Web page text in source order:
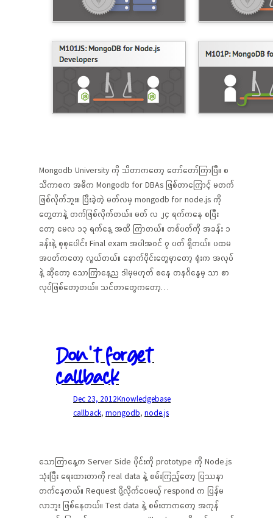
Mongodb University ကို သိတာကတော့ တော်တော်ကြာပြီ။ စ
သိကာစက အဓိက Mongodb for DBAs ဖြစ်တာကြောင့် မတက်
ဖြစ်လိုက်ဘူး။ ပြီးခဲ့တဲ့ မတ်လမှ mongodb for node.js ကို
တွေ့တာနဲ့ တက်ဖြစ်လိုက်တယ်။ မတ် လ ၂၄ ရက်ကနေ စပြီး
တော့ မေလ ၁၃ ရက်နေ့ အထိ ကြာတယ်။ တစ်ပတ်ကို အခန်း ၁
ခန်းနဲ့ စုစုပေါင်း Final exam အပါအဝင် ၇ ပတ် ရှိတယ်။ ပထမ
အပတ်ကတော့ လွယ်တယ်။ နောက်ပိုင်းတွေမှာတော့ ရုံးက အလုပ်
နဲ့ ဆိုတော့ သောကြာနေ့ည ဒါမှမဟုတ် စနေ တနင်္ဂနွေမှ သာ စာ
လုပ်ဖြစ်တော့တယ်။ သင်တာတွေကတော့…
Don’t forget
callback
Dec 23, 2012Knowledgebase
callback, mongodb, node.js
သောကြာနေ့က Server Side ပိုင်းကို prototype ကို Node.js
သုံးပြီး ရေးထားတာကို real data နဲ့ စမ်းကြည့်တော့ ပြဿနာ
တက်နေတယ်။ Request ပို့လိုက်ပေမယ့် respond က ပြန်မ
လာဘူး ဖြစ်နေတယ်။ Test data နဲ့ စမ်းတာကတော့ အကုန်